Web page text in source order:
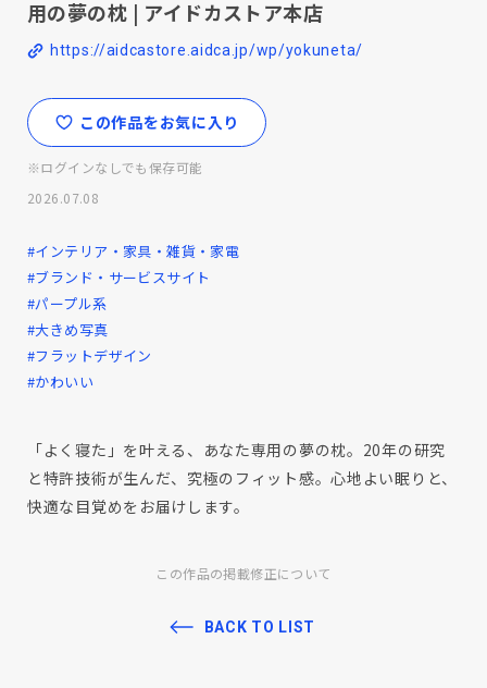
用の夢の枕 | アイドカストア本店
https://aidcastore.aidca.jp/wp/yokuneta/
この作品をお気に入り
※ログインなしでも保存可能
2026.07.08
#インテリア・家具・雑貨・家電
#ブランド・サービスサイト
#パープル系
#大きめ写真
#フラットデザイン
#かわいい
「よく寝た」を叶える、あなた専用の夢の枕。20年の研究
と特許技術が生んだ、究極のフィット感。心地よい眠りと、
快適な目覚めをお届けします。
この作品の掲載修正について
BACK TO LIST